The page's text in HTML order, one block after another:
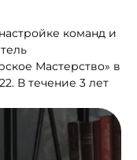
команд и
Мастерство» в
В течение 3 лет